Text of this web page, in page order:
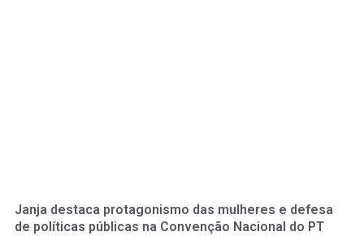
Janja destaca protagonismo das mulheres e defesa
de políticas públicas na Convenção Nacional do PT